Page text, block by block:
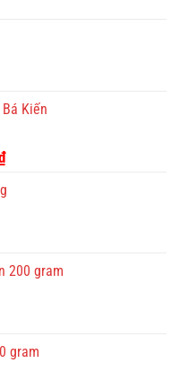
Kiến
200 gram
gram